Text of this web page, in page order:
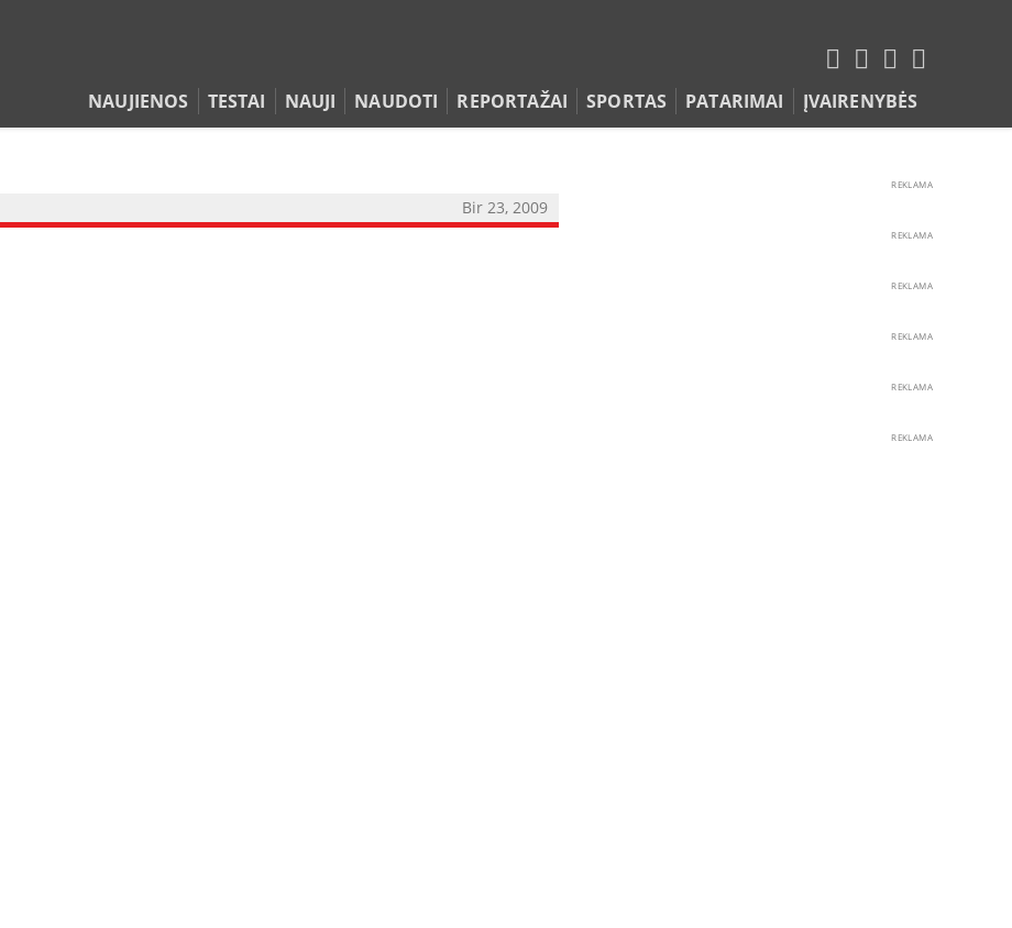
NAUJIENOS TESTAI NAUJI NAUDOTI REPORTAŽAI SPORTAS PATARIMAI ĮVAIRENYBĖS
Bir 23, 2009
REKLAMA
REKLAMA
REKLAMA
REKLAMA
REKLAMA
REKLAMA